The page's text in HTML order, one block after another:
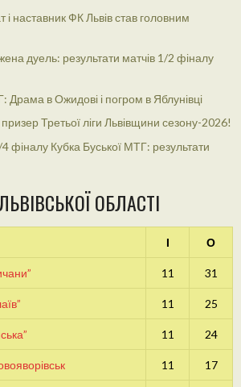
і наставник ФК Львів став головним
дуель: результати матчів 1/2 фіналу
Драма в Ожидові і погром в Яблунівці
Третьої ліги Львівщини сезону-2026!
фіналу Кубка Буської МТГ: результати
ОБЛАСТІ
І О
11 31
11 25
11 24
11 17